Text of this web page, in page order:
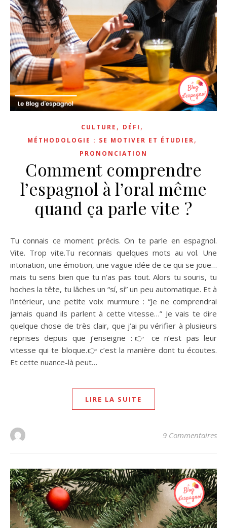
CULTURE , DÉFI ,
MÉTHODOLOGIE : SE MOTIVER ET ÉTUDIER,
PRONONCIATION
Comment comprendre
l’espagnol à l’oral même
quand ça parle vite ?
Tu connais ce moment précis. On te parle en espagnol.
Vite. Trop vite.Tu reconnais quelques mots au vol. Une
intonation, une émotion, une vague idée de ce qui se joue…
mais tu sens bien que tu n’as pas tout. Alors tu souris, tu
hoches la tête, tu lâches un “sí, sí” un peu automatique. Et à
l’intérieur, une petite voix murmure : “Je ne comprendrai
jamais quand ils parlent à cette vitesse…” Je vais te dire
quelque chose de très clair, que j’ai pu vérifier à plusieurs
reprises depuis que j’enseigne :👉 ce n’est pas leur
vitesse qui te bloque.👉 c’est la manière dont tu écoutes.
Et cette nuance-là peut…
LIRE LA SUITE
9 Commentaires